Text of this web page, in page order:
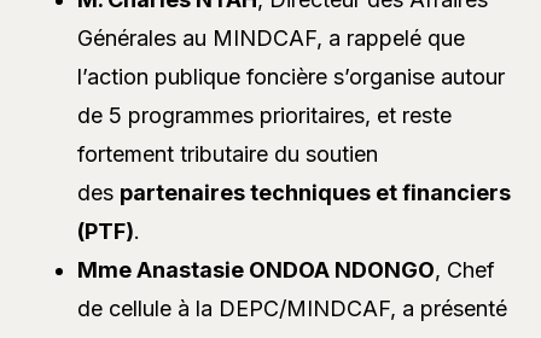
Générales au MINDCAF, a rappelé que
l’action publique foncière s’organise autour
de 5 programmes prioritaires, et reste
fortement tributaire du soutien
des partenaires techniques et financiers
(PTF).
Mme Anastasie ONDOA NDONGO, Chef
de cellule à la DEPC/MINDCAF, a présenté